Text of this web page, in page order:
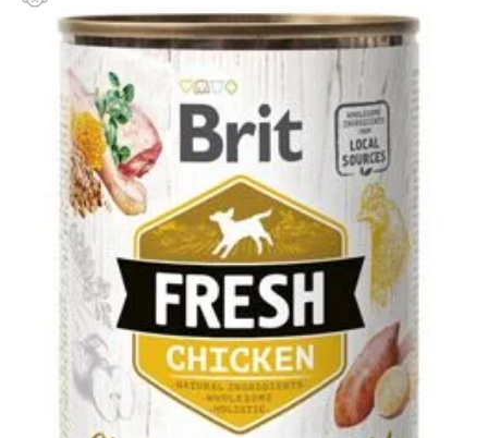
Dárkové poukazy
Klinika Veterix
777 319 516 (Po–Pá, 9–19h; So–Ne, 9–14h)
info@veterix.cz
E-shop Veterix
777 319 517 (Po–Pá, 8–15h)
eshop@veterix.cz